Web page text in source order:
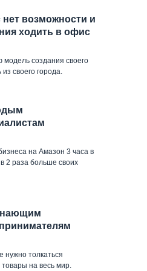
нет возможности и
ходить в офис
создания своего
своего города.
на Амазон 3 часа в
2 раза больше своих
нужно толкаться
на весь мир.